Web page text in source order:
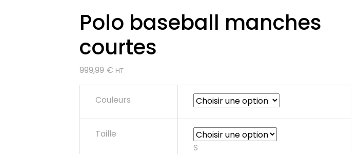
Polo baseball manches
courtes
999,99 € HT
Couleurs
Taille
S